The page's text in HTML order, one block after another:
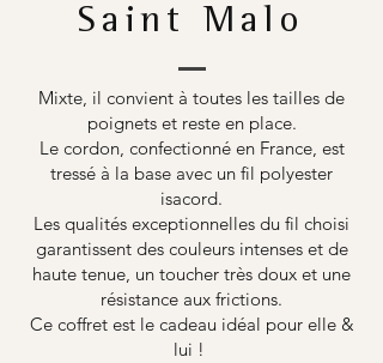
Saint Malo
Mixte, il convient à toutes les tailles de
poignets et reste en place.
Le cordon, confectionné en France, est
tressé à la base avec un fil polyester
isacord.
Les qualités exceptionnelles du fil choisi
garantissent des couleurs intenses et de
haute tenue, un toucher très doux et une
résistance aux frictions.
Ce coffret est le cadeau idéal pour elle &
lui !